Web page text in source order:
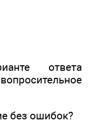
ответа
без ошибок?